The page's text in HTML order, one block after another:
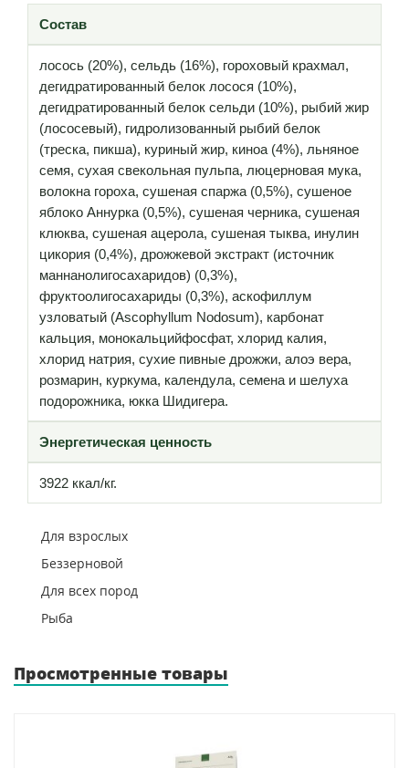
Состав
лосось (20%), сельдь (16%), гороховый крахмал,
дегидратированный белок лосося (10%),
дегидратированный белок сельди (10%), рыбий жир
(лососевый), гидролизованный рыбий белок
(треска, пикша), куриный жир, киноа (4%), льняное
семя, сухая свекольная пульпа, люцерновая мука,
волокна гороха, сушеная спаржа (0,5%), сушеное
яблоко Аннурка (0,5%), сушеная черника, сушеная
клюква, сушеная ацерола, сушеная тыква, инулин
цикория (0,4%), дрожжевой экстракт (источник
маннанолигосахаридов) (0,3%),
фруктоолигосахариды (0,3%), аскофиллум
узловатый (Ascophyllum Nodosum), карбонат
кальция, монокальцийфосфат, хлорид калия,
хлорид натрия, сухие пивные дрожжи, алоэ вера,
розмарин, куркума, календула, семена и шелуха
подорожника, юкка Шидигера.
Энергетическая ценность
3922 ккал/кг.
Для взрослых
Беззерновой
Для всех пород
Рыба
Просмотренные товары